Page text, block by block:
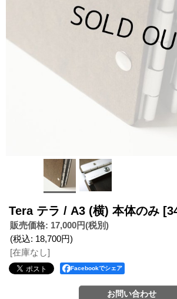
Tera テラ / A3 (横) 本体のみ
販売価格: 17,000円(税別)
(税込: 18,700円)
[在庫なし]
Facebookでシェア